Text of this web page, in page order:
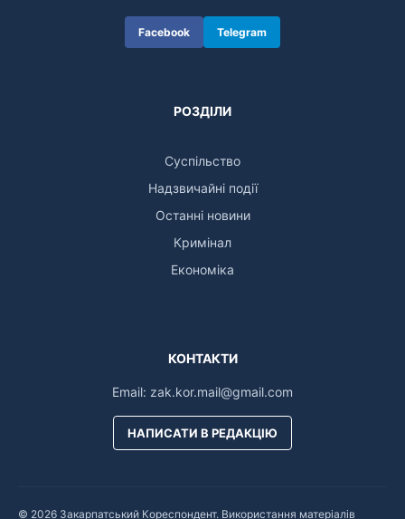
Facebook Telegram
РОЗДІЛИ
Суспільство
Надзвичайні події
Останні новини
Кримінал
Економіка
КОНТАКТИ
Email: zak.kor.mail@gmail.com
НАПИСАТИ В РЕДАКЦІЮ
© 2026 Закарпатський Кореспондент. Використання матеріалів